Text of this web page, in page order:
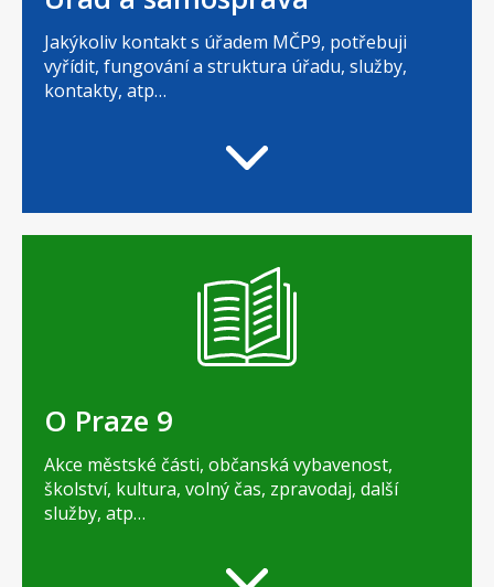
Jakýkoliv kontakt s úřadem MČP9, potřebuji
vyřídit, fungování a struktura úřadu, služby,
kontakty, atp…
O Praze 9
Akce městské části, občanská vybavenost,
školství, kultura, volný čas, zpravodaj, další
služby, atp…